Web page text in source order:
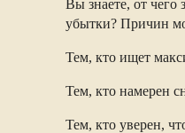
Вы знаете, от
убытки? Причин
Тем, кто ищет
Тем, кто намерен
Тем, кто уверен,